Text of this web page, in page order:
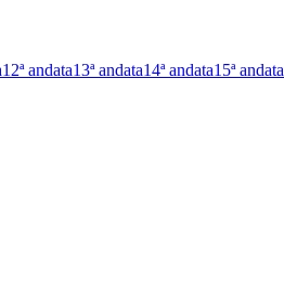
12ª andata13ª andata14ª andata15ª andata